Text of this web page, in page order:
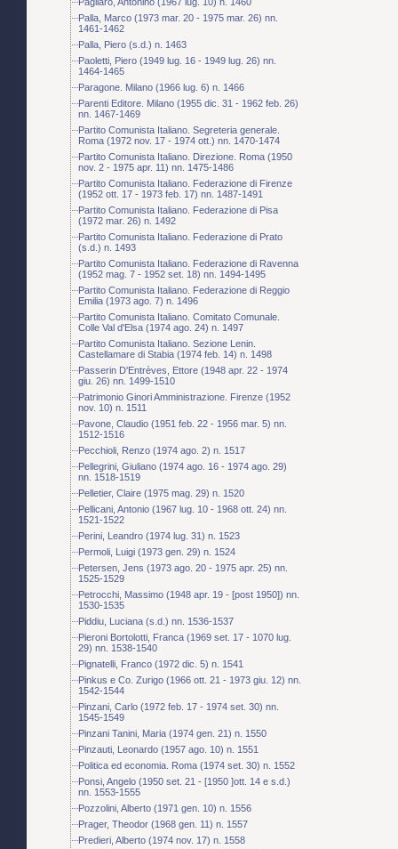
Palla, Marco (1973 mar. 20 - 1975 mar. 26) nn.
1461-1462
Palla, Piero (s.d.) n. 1463
Paoletti, Piero (1949 lug. 16 - 1949 lug. 26) nn.
1464-1465
Paragone. Milano (1966 lug. 6) n. 1466
Parenti Editore. Milano (1955 dic. 31 - 1962 feb. 26)
nn. 1467-1469
Partito Comunista Italiano. Segreteria generale.
Roma (1972 nov. 17 - 1974 ott.) nn. 1470-1474
Partito Comunista Italiano. Direzione. Roma (1950
nov. 2 - 1975 apr. 11) nn. 1475-1486
Partito Comunista Italiano. Federazione di Firenze
(1952 ott. 17 - 1973 feb. 17) nn. 1487-1491
Partito Comunista Italiano. Federazione di Pisa
(1972 mar. 26) n. 1492
Partito Comunista Italiano. Federazione di Prato
(s.d.) n. 1493
Partito Comunista Italiano. Federazione di Ravenna
(1952 mag. 7 - 1952 set. 18) nn. 1494-1495
Partito Comunista Italiano. Federazione di Reggio
Emilia (1973 ago. 7) n. 1496
Partito Comunista Italiano. Comitato Comunale.
Colle Val d'Elsa (1974 ago. 24) n. 1497
Partito Comunista Italiano. Sezione Lenin.
Castellamare di Stabia (1974 feb. 14) n. 1498
Passerin D'Entrèves, Ettore (1948 apr. 22 - 1974
giu. 26) nn. 1499-1510
Patrimonio Ginori Amministrazione. Firenze (1952
nov. 10) n. 1511
Pavone, Claudio (1951 feb. 22 - 1956 mar. 5) nn.
1512-1516
Pecchioli, Renzo (1974 ago. 2) n. 1517
Pellegrini, Giuliano (1974 ago. 16 - 1974 ago. 29)
nn. 1518-1519
Pelletier, Claire (1975 mag. 29) n. 1520
Pellicani, Antonio (1967 lug. 10 - 1968 ott. 24) nn.
1521-1522
Perini, Leandro (1974 lug. 31) n. 1523
Permoli, Luigi (1973 gen. 29) n. 1524
Petersen, Jens (1973 ago. 20 - 1975 apr. 25) nn.
1525-1529
Petrocchi, Massimo (1948 apr. 19 - [post 1950]) nn.
1530-1535
Piddiu, Luciana (s.d.) nn. 1536-1537
Pieroni Bortolotti, Franca (1969 set. 17 - 1070 lug.
29) nn. 1538-1540
Pignatelli, Franco (1972 dic. 5) n. 1541
Pinkus e Co. Zurigo (1966 ott. 21 - 1973 giu. 12) nn.
1542-1544
Pinzani, Carlo (1972 feb. 17 - 1974 set. 30) nn.
1545-1549
Pinzani Tanini, Maria (1974 gen. 21) n. 1550
Pinzauti, Leonardo (1957 ago. 10) n. 1551
Politica ed economia. Roma (1974 set. 30) n. 1552
Ponsi, Angelo (1950 set. 21 - [1950 ]ott. 14 e s.d.)
nn. 1553-1555
Pozzolini, Alberto (1971 gen. 10) n. 1556
Prager, Theodor (1968 gen. 11) n. 1557
Predieri, Alberto (1974 nov. 17) n. 1558